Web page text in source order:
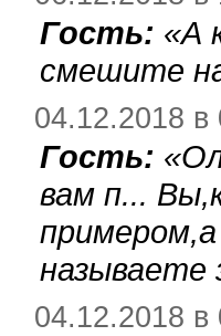
Гость: «А
смешите
04.12.2018 в
Гость: «
вам п...
называете
04.12.2018 в